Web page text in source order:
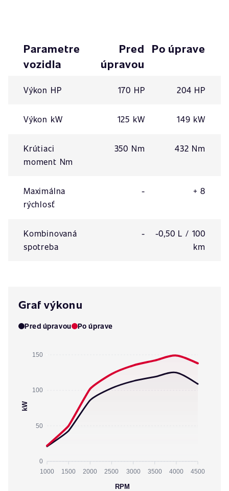
Parametre
vozidla
Pred
úpravou
Po úprave
Výkon HP 170 HP 204 HP
Výkon kW 125 kW 149 kW
Krútiaci
moment Nm
350 Nm 432 Nm
Maximálna
rýchlosť
- + 8
Kombinovaná
spotreba
-
-0,50 L / 100
km
Graf výkonu
Pred úpravou Po úprave
150
100
50
0
kW
1000 1500 2000 2500 3000 3500 4000 4500
RPM